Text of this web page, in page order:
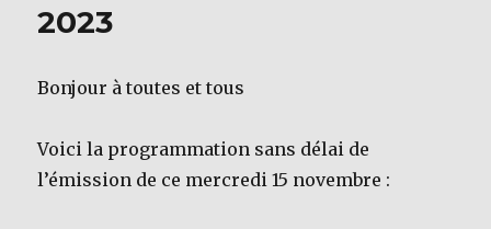
2023
Bonjour à toutes et tous
Voici la programmation sans délai de
l’émission de ce mercredi 15 novembre :